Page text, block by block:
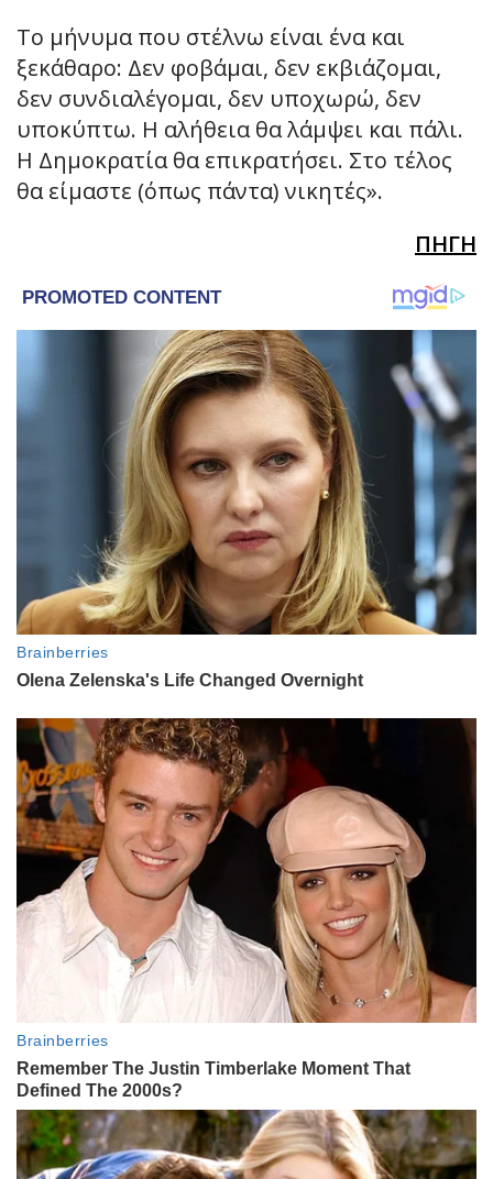
Το μήνυμα που στέλνω είναι ένα και
ξεκάθαρο: Δεν φοβάμαι, δεν εκβιάζομαι,
δεν συνδιαλέγομαι, δεν υποχωρώ, δεν
υποκύπτω. Η αλήθεια θα λάμψει και πάλι.
Η Δημοκρατία θα επικρατήσει. Στο τέλος
θα είμαστε (όπως πάντα) νικητές».
ΠΗΓΗ